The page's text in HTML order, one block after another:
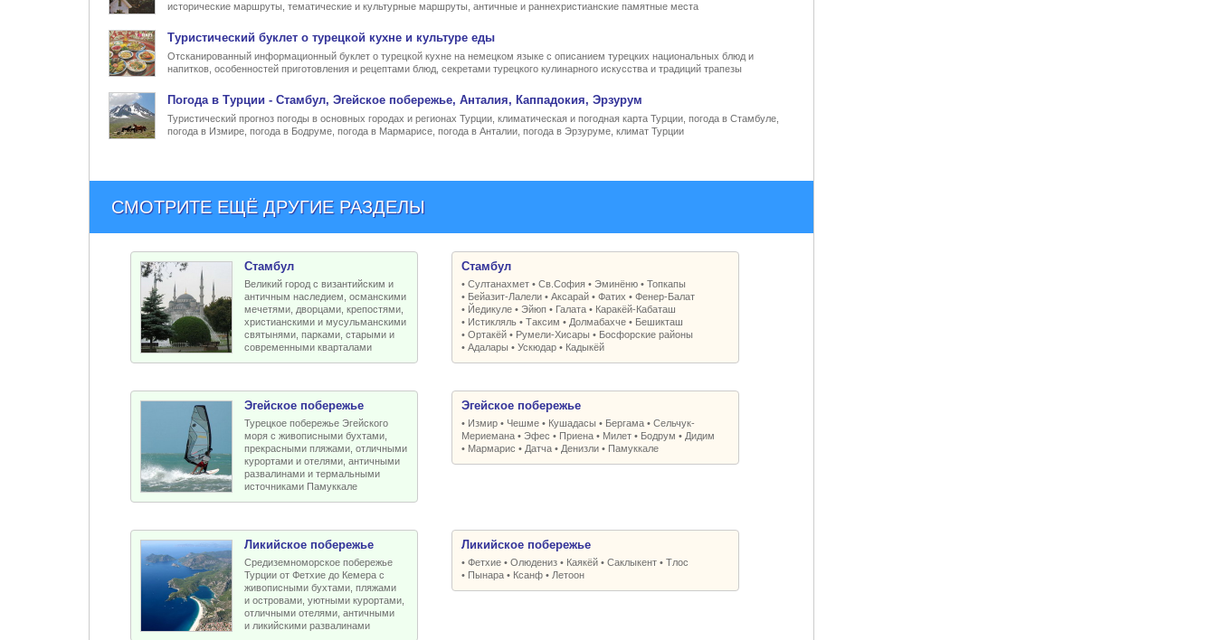
исторические маршруты, тематические и культурные маршруты, античные и раннехристианские памятные места
Туристический буклет о турецкой кухнеи культуре еды
Отсканированный информационный буклет о турецкой кухне на немецком языке с описанием турецких национальных блюд и
напитков, особенностей приготовления и рецептами блюд, секретами турецкого кулинарного искусства и традиций трапезы
Погода в Турции - Стамбул, Эгейское побережье, Анталия, Каппадокия, Эрзурум
Туристический прогноз погоды в основных городах и регионах Турции, климатическая и погодная карта Турции, погода в Стамбуле,
погода в Измире, погода в Бодруме, погода в Мармарисе, погода в Анталии, погода в Эрзуруме, климат Турции
СМОТРИТЕ ЕЩЁ ДРУГИЕ РАЗДЕЛЫ
Стамбул
Великий город с византийским и
античным наследием, османскими
мечетями, дворцами, крепостями,
христианскими и мусульманскими
святынями, парками, старыми и
современными кварталами
Стамбул
• Султанахмет• Св.София• Эминёню• Топкапы
• Бейазит-Лалели• Аксарай• Фатих • Фенер-Балат
• Йедикуле• Эйюп• Галата• Каракёй-Кабаташ
• Истикляль• Таксим • Долмабахче• Бешикташ
• Ортакёй• Румели-Xисары • Босфорские районы
• Адалары • Ускюдар• Кадыкёй
Эгейское побережье
Турецкое побережье Эгейского
моря с живописными бухтами,
прекрасными пляжами, отличными
курортами и отелями, античными
развалинами и термальными
источниками Памуккале
Эгейское побережье
• Измир• Чешме• Кушадасы • Бергама• Сельчук-
Мериемана• Эфес • Приена• Милет• Бодрум • Дидим
• Мармарис • Датча• Денизли• Памуккале
Ликийское побережье
Средиземноморское побережье
Турции от Фетхие до Кемера с
живописными бухтами, пляжами
и островами, уютными курортами,
отличными отелями, античными
и ликийскими развалинами
Ликийское побережье
• Фетхие• Олюдениз• Каякёй• Саклыкент• Тлос
• Пынара• Ксанф• Летоон